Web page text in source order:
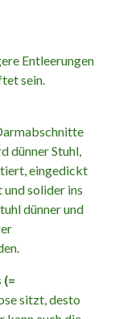
Entleerungen
sein.
dünner Stuhl,
eingedickt
solider ins
dünner und
sitzt, desto